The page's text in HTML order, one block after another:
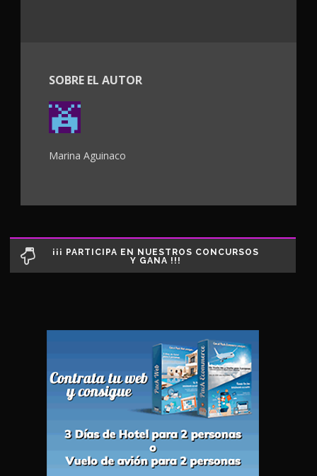
SOBRE EL AUTOR
Marina Aguinaco
¡¡¡ PARTICIPA EN NUESTROS CONCURSOS
Y GANA !!!